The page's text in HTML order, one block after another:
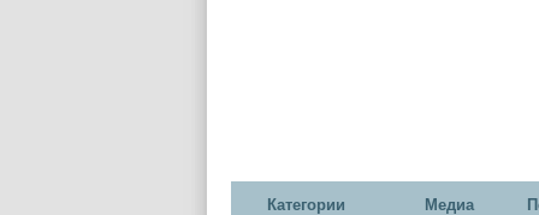
Категории Медиа